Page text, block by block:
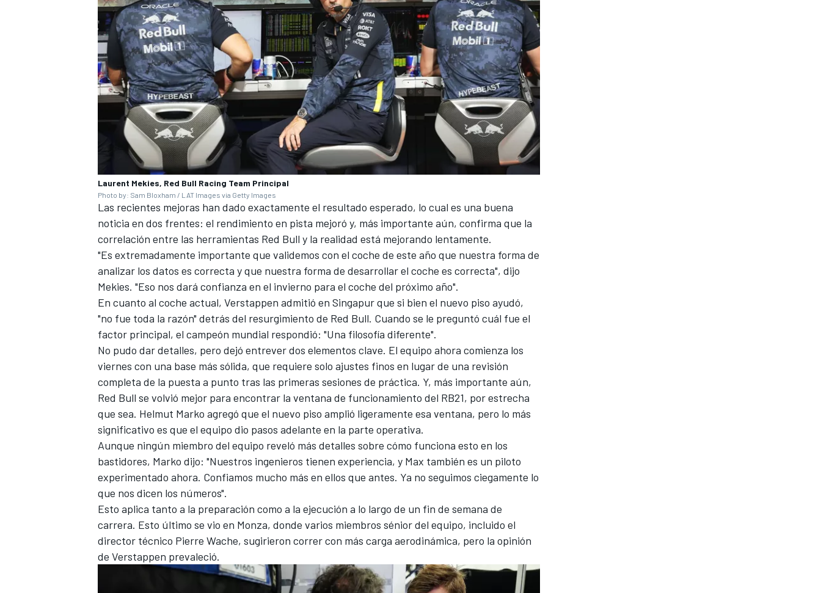
Laurent Mekies, Red Bull Racing Team Principal
Photo by: Sam Bloxham / LAT Images via Getty Images
Las recientes mejoras han dado exactamente el resultado esperado, lo cual es una buena
noticia en dos frentes: el rendimiento en pista mejoró y, más importante aún, confirma que la
correlación entre las herramientas Red Bull y la realidad está mejorando lentamente.
"Es extremadamente importante que validemos con el coche de este año que nuestra forma de
analizar los datos es correcta y que nuestra forma de desarrollar el coche es correcta", dijo
Mekies. "Eso nos dará confianza en el invierno para el coche del próximo año".
En cuanto al coche actual, Verstappen admitió en Singapur que si bien el nuevo piso ayudó,
"no fue toda la razón" detrás del resurgimiento de Red Bull. Cuando se le preguntó cuál fue el
factor principal, el campeón mundial respondió: "Una filosofía diferente".
No pudo dar detalles, pero dejó entrever dos elementos clave. El equipo ahora comienza los
viernes con una base más sólida, que requiere solo ajustes finos en lugar de una revisión
completa de la puesta a punto tras las primeras sesiones de práctica. Y, más importante aún,
Red Bull se volvió mejor para encontrar la ventana de funcionamiento del RB21, por estrecha
que sea. Helmut Marko agregó que el nuevo piso amplió ligeramente esa ventana, pero lo más
significativo es que el equipo dio pasos adelante en la parte operativa.
Aunque ningún miembro del equipo reveló más detalles sobre cómo funciona esto en los
bastidores, Marko dijo: "Nuestros ingenieros tienen experiencia, y Max también es un piloto
experimentado ahora. Confiamos mucho más en ellos que antes. Ya no seguimos ciegamente lo
que nos dicen los números".
Esto aplica tanto a la preparación como a la ejecución a lo largo de un fin de semana de
carrera. Esto último se vio en Monza, donde varios miembros sénior del equipo, incluido el
director técnico Pierre Wache, sugirieron correr con más carga aerodinámica, pero la opinión
de Verstappen prevaleció.